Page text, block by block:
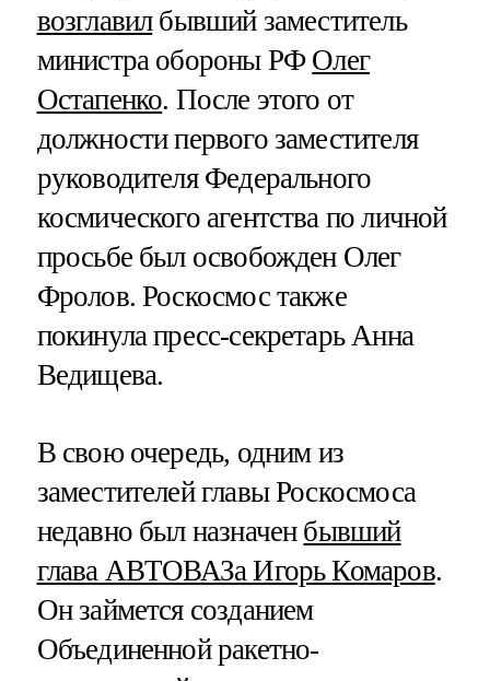
возглавилбывший заместитель
министра обороны РФ Олег
Остапенко. После этого от
должности первого заместителя
руководителя Федерального
космического агентства по личной
просьбе был освобожден Олег
Фролов. Роскосмос также
покинула пресс-секретарь Анна
Ведищева.
В свою очередь, одним из
заместителей главы Роскосмоса
недавно был назначен бывший
глава АВТОВАЗа Игорь Комаров.
Он займется созданием
Объединенной ракетно-